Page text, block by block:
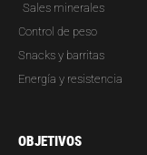
Sales minerales
Control de peso
Snacks y barritas
Energía y resistencia
OBJETIVOS